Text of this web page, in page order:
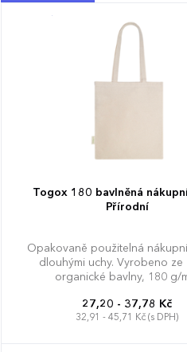
Togox 180 bavlněná
Přírodní
Opakovaně použitelná
dlouhými uchy. Vyrobeno ze
organické bavlny, 180 g/
27,20 - 37,78 Kč
32,91 - 45,71 Kč (s DPH)